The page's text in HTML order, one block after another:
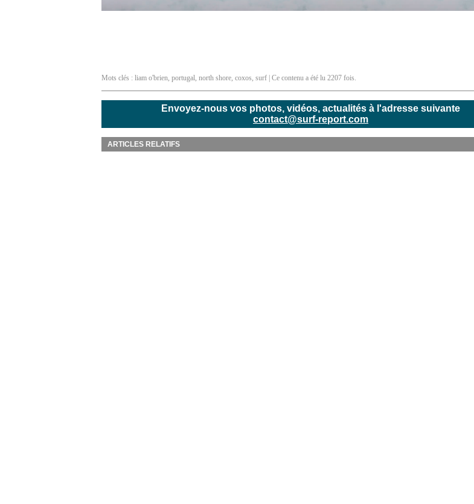
Mots clés : liam o'brien, portugal, north shore, coxos, surf | Ce contenu a été lu 2207 fois.
Envoyez-nous vos photos, vidéos, actualités à l'adresse suivante
contact@surf-report.com
ARTICLES RELATIFS